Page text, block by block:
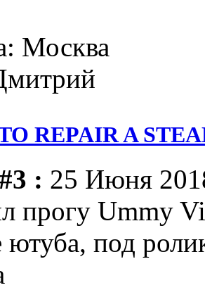
Москва
REPAIR A
: 25 Июня
прогу Ummy
ютуба, под